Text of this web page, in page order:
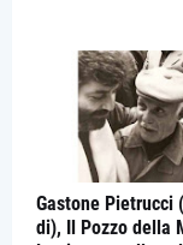
Gastone Pietrucci
di), Il Pozzo della